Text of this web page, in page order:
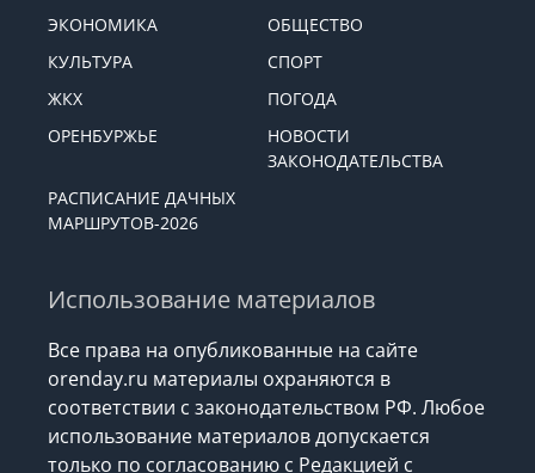
ЭКОНОМИКА
ОБЩЕСТВО
КУЛЬТУРА
СПОРТ
ЖКХ
ПОГОДА
ОРЕНБУРЖЬЕ
НОВОСТИ
ЗАКОНОДАТЕЛЬСТВА
РАСПИСАНИЕ ДАЧНЫХ
МАРШРУТОВ-2026
Использование материалов
Все права на опубликованные на сайте
orenday.ru материалы охраняются в
соответствии с законодательством РФ. Любое
использование материалов допускается
только по согласованию с Редакцией с